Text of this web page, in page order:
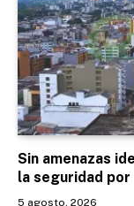
Sin amenazas
la seguridad
5 agosto, 2026